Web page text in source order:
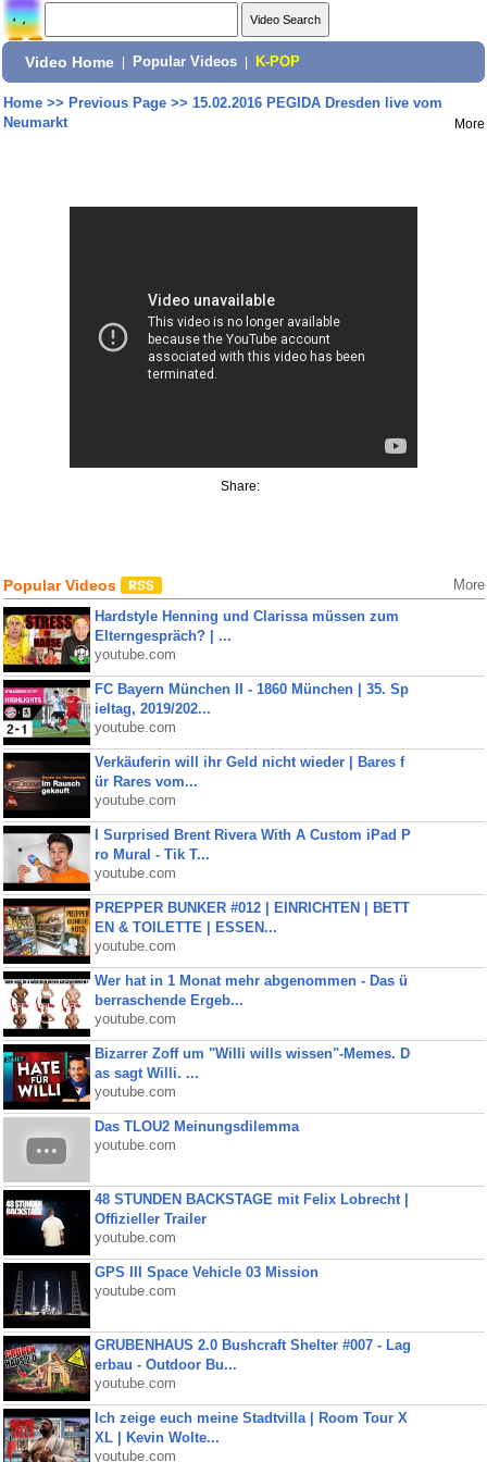
Video Home Popular Videos K-POP
Home>> Previous Page>> 15.02.2016 PEGIDA Dresden live vom
Neumarkt
More
Share:
Popular Videos More
Hardstyle Henning und Clarissa müssen zum
Elterngespräch? | ...
youtube.com
FC Bayern München II - 1860 München | 35. Sp
ieltag, 2019/202...
youtube.com
Verkäuferin will ihr Geld nicht wieder | Bares f
ür Rares vom...
youtube.com
I Surprised Brent Rivera With A Custom iPad P
ro Mural - Tik T...
youtube.com
PREPPER BUNKER #012 | EINRICHTEN | BETT
EN & TOILETTE | ESSEN...
youtube.com
Wer hat in 1 Monat mehr abgenommen - Das ü
berraschende Ergeb...
youtube.com
Bizarrer Zoff um "Willi wills wissen"-Memes. D
as sagt Willi. ...
youtube.com
Das TLOU2 Meinungsdilemma
youtube.com
48 STUNDEN BACKSTAGE mit Felix Lobrecht |
Offizieller Trailer
youtube.com
GPS III Space Vehicle 03 Mission
youtube.com
GRUBENHAUS 2.0 Bushcraft Shelter #007 - Lag
erbau - Outdoor Bu...
youtube.com
Ich zeige euch meine Stadtvilla | Room Tour X
XL | Kevin Wolte...
youtube.com